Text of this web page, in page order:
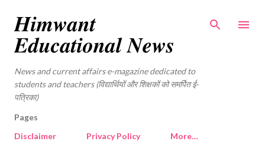
𝑯𝒊𝒎𝒘𝒂𝒏𝒕
𝑬𝒅𝒖𝒄𝒂𝒕𝒊𝒐𝒏𝒂𝒍 𝑵𝒆𝒘𝒔
News and current affairs e-magazine dedicated to
students and teachers (विद्यार्थियों और शिक्षकों को समर्पित ई-
पत्रिका)
Pages
Disclaimer
Privacy Policy More…